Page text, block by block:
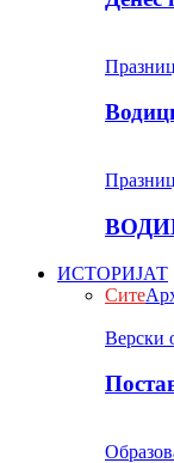
ИСТОРИЈАТ
Сите
Верски